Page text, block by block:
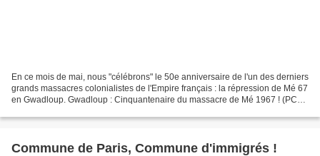
En ce mois de mai, nous "célébrons" le 50e anniversaire de l'un des derniers
grands massacres colonialistes de l'Empire français : la répression de Mé 67
en Gwadloup. Gwadloup : Cinquantenaire du massacre de Mé 1967 ! (PCM)
Commune de Paris, Commune d'immigrés !